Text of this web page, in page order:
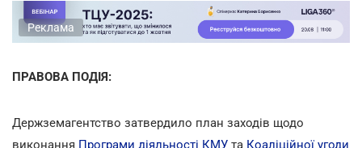
Реклама
ПРАВОВА ПОДІЯ:
Держземагентство затвердило план заходів щодо
виконання Програми діяльності КМУ та Коаліційної угоди